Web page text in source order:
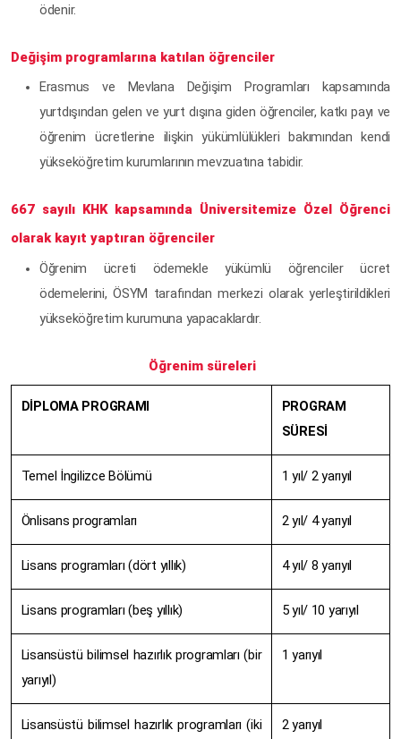
ödenir.
Değişim programlarına katılan öğrenciler
Erasmus ve Mevlana Değişim Programları kapsamında
yurtdışından gelen ve yurt dışına giden öğrenciler, katkı payı ve
öğrenim ücretlerine ilişkin yükümlülükleri bakımından kendi
yükseköğretim kurumlarının mevzuatına tabidir.
667 sayılı KHK kapsamında Üniversitemize Özel Öğrenci
olarak kayıt yaptıran öğrenciler
Öğrenim ücreti ödemekle yükümlü öğrenciler ücret
ödemelerini, ÖSYM tarafından merkezi olarak yerleştirildikleri
yükseköğretim kurumuna yapacaklardır.
Öğrenim süreleri
DİPLOMA PROGRAMI
PROGRAM
SÜRESİ
Temel İngilizce Bölümü 1 yıl/ 2 yarıyıl
Önlisans programları 2 yıl/ 4 yarıyıl
Lisans programları (dört yıllık) 4 yıl/ 8 yarıyıl
Lisans programları (beş yıllık) 5 yıl/ 10 yarıyıl
Lisansüstü bilimsel hazırlık programları (bir
yarıyıl)
1 yarıyıl
Lisansüstü bilimsel hazırlık programları (iki
2 yarıyıl